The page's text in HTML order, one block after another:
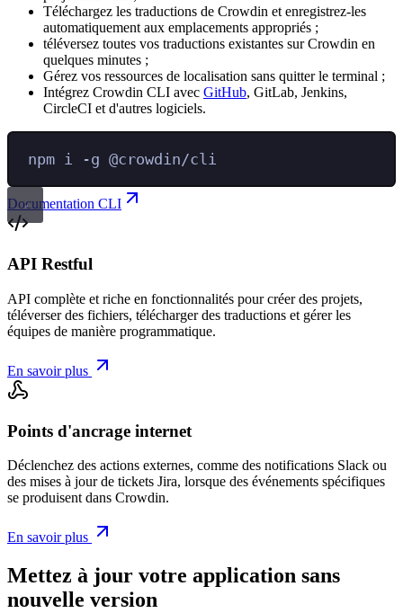
Téléchargez les traductions de Crowdin et enregistrez-les
automatiquement aux emplacements appropriés ;
téléversez toutes vos traductions existantes sur Crowdin en
quelques minutes ;
Gérez vos ressources de localisation sans quitter le terminal ;
Intégrez Crowdin CLI avec GitHub, GitLab, Jenkins,
CircleCI et d'autres logiciels.
npm i -g @crowdin/cli
Documentation CLI
API Restful
API complète et riche en fonctionnalités pour créer des projets,
téléverser des fichiers, télécharger des traductions et gérer les
équipes de manière programmatique.
En savoir plus
Points d'ancrage internet
Déclenchez des actions externes, comme des notifications Slack ou
des mises à jour de tickets Jira, lorsque des événements spécifiques
se produisent dans Crowdin.
En savoir plus
Mettez à jour votre application sans
nouvelle version